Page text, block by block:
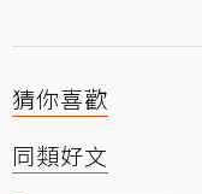
猜你喜歡
同類好文